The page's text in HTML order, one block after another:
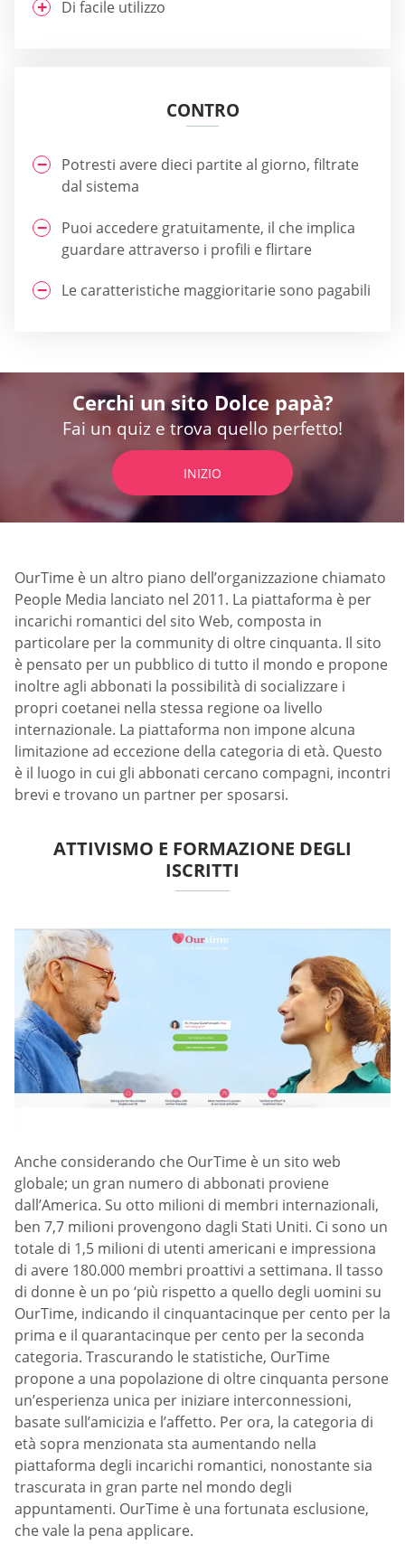
Di facile utilizzo
CONTRO
Potresti avere dieci partite al giorno, filtrate
dal sistema
Puoi accedere gratuitamente, il che implica
guardare attraverso i profili e flirtare
Le caratteristiche maggioritarie sono pagabili
Cerchi un sito Dolce papà?
Fai un quiz e trova quello perfetto!
INIZIO
OurTime è un altro piano dell’organizzazione chiamato
People Media lanciato nel 2011. La piattaforma è per
incarichi romantici del sito Web, composta in
particolare per la community di oltre cinquanta. Il sito
è pensato per un pubblico di tutto il mondo e propone
inoltre agli abbonati la possibilità di socializzare i
propri coetanei nella stessa regione oa livello
internazionale. La piattaforma non impone alcuna
limitazione ad eccezione della categoria di età. Questo
è il luogo in cui gli abbonati cercano compagni, incontri
brevi e trovano un partner per sposarsi.
ATTIVISMO E FORMAZIONE DEGLI
ISCRITTI
Anche considerando che OurTime è un sito web
globale; un gran numero di abbonati proviene
dall’America. Su otto milioni di membri internazionali,
ben 7,7 milioni provengono dagli Stati Uniti. Ci sono un
totale di 1,5 milioni di utenti americani e impressiona
di avere 180.000 membri proattivi a settimana. Il tasso
di donne è un po ‘più rispetto a quello degli uomini su
OurTime, indicando il cinquantacinque per cento per la
prima e il quarantacinque per cento per la seconda
categoria. Trascurando le statistiche, OurTime
propone a una popolazione di oltre cinquanta persone
un’esperienza unica per iniziare interconnessioni,
basate sull’amicizia e l’affetto. Per ora, la categoria di
età sopra menzionata sta aumentando nella
piattaforma degli incarichi romantici, nonostante sia
trascurata in gran parte nel mondo degli
appuntamenti. OurTime è una fortunata esclusione,
che vale la pena applicare.